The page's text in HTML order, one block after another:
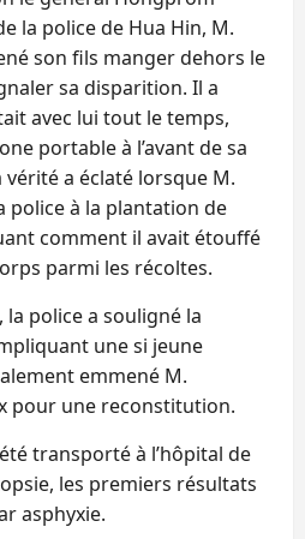
la police de Hua Hin, M.
son fils manger dehors le
sa disparition. Il a
avec lui tout le temps,
portable à l’avant de sa
a éclaté lorsque M.
police à la plantation de
comment il avait étouffé
parmi les récoltes.
police a souligné la
une si jeune
emmené M.
pour une reconstitution.
transporté à l’hôpital de
les premiers résultats
asphyxie.